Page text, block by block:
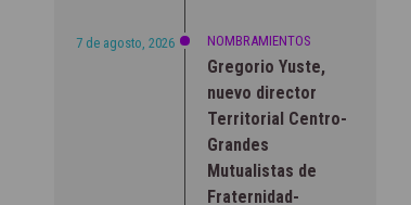
7 de agosto, 2026 NOMBRAMIENTOS
Gregorio Yuste,
nuevo director
Territorial Centro-
Grandes
Mutualistas de
Fraternidad-